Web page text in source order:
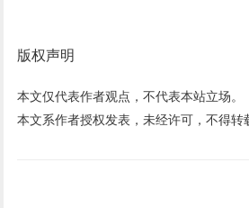
版权声明
本文仅代表作者观点，不代表本站立场。
本文系作者授权发表，未经许可，不得转